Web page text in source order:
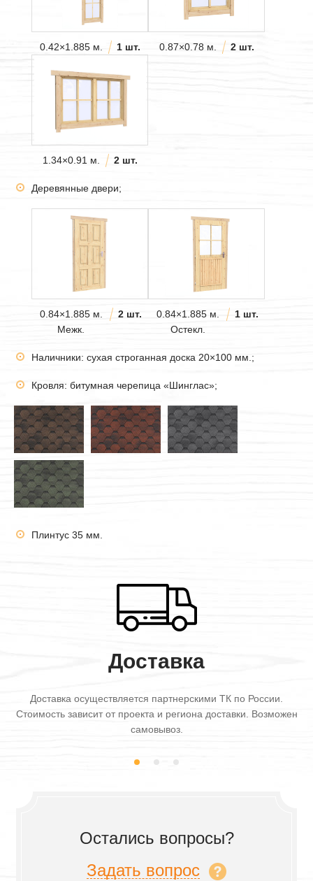
0.42×1.885 м. 1 шт. 0.87×0.78 м. 2 шт.
1.34×0.91 м. 2 шт.
Деревянные двери;
0.84×1.885 м.
Межк.
2 шт.
0.84×1.885 м.
Остекл.
1 шт.
Наличники: сухая строганная доска 20×100 мм.;
Кровля: битумная черепица «Шинглас»;
Плинтус 35 мм.
Доставка
Доставка осуществляется партнерскими ТК по России.
Стоимость зависит от проекта и региона доставки. Возможен
самовывоз.
Остались вопросы?
Задать вопрос